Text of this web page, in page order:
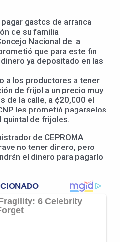
gastos de arranca
de su familia
Nacional de la
que para este fin
ya depositado en las
a los productores a tener
de frijol a un precio muy
de la calle, a ¢20,000 el
les prometió pagarselos
quintal de frijoles.
de CEPROMA
no tener dinero, pero
el dinero para pagarlo